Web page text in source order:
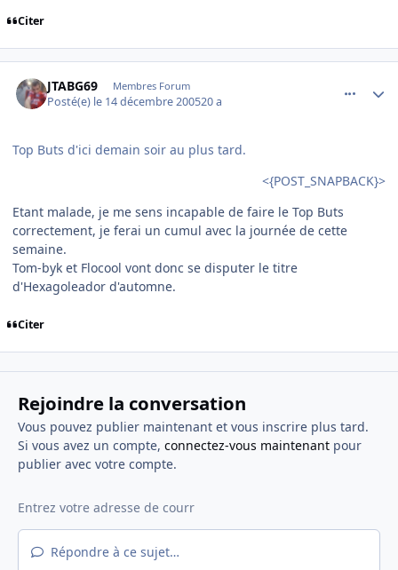
Citer
JTABG69 Membres Forum
Posté(e) le 14 décembre 200520 a
Top Buts d'ici demain soir au plus tard.
<{POST_SNAPBACK}>
Etant malade, je me sens incapable de faire le Top Buts
correctement, je ferai un cumul avec la journée de cette
semaine.
Tom-byk et Flocool vont donc se disputer le titre
d'Hexagoleador d'automne.
Citer
Rejoindre la conversation
Vous pouvez publier maintenant et vous inscrire plus tard.
Si vous avez un compte, connectez-vous maintenantpour
publier avec votre compte.
Répondre à ce sujet…